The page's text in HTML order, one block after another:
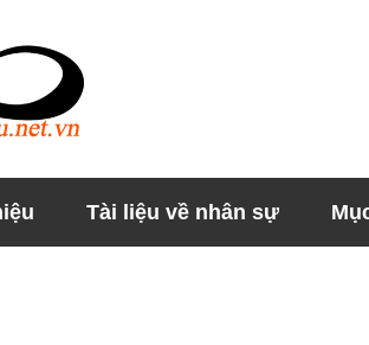
Tài liệu về nhân sự